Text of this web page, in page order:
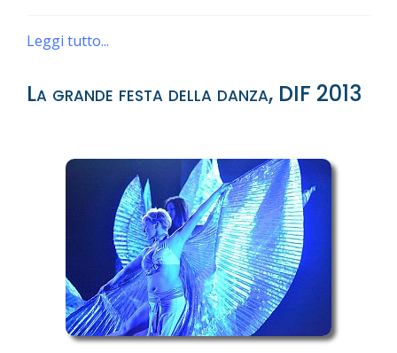
Leggi tutto...
La grande festa della danza, DIF 2013